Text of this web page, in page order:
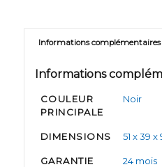
Informations complémentaires
Informations
COULEUR
PRINCIPALE
Noir
DIMENSIONS 51 x 39 x
GARANTIE 24 mois